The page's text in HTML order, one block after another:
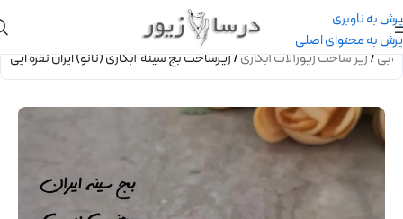
پرش به ناوبری
پرش به محتوای اصلی
/زیر ساخت زیورآلات آبکاری/زیرساخت بج سینه آبکاری (نانو) ایران نقره ایی